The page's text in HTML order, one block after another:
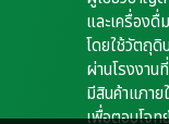
และเครื่อง
โดยใช้วัตถุ
ผ่านโรงงาน
มีสินค้าแภา
เพื่อตอบโจท